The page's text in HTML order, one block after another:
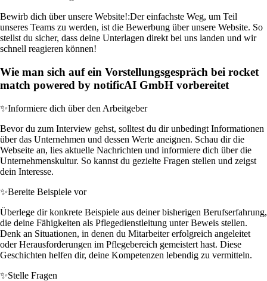
Bewirb dich über unsere Website!:Der einfachste Weg, um Teil
unseres Teams zu werden, ist die Bewerbung über unsere Website. So
stellst du sicher, dass deine Unterlagen direkt bei uns landen und wir
schnell reagieren können!
Wie man sich auf ein Vorstellungsgespräch bei rocket
match powered by notificAI GmbH vorbereitet
✨Informiere dich über den Arbeitgeber
Bevor du zum Interview gehst, solltest du dir unbedingt Informationen
über das Unternehmen und dessen Werte aneignen. Schau dir die
Webseite an, lies aktuelle Nachrichten und informiere dich über die
Unternehmenskultur. So kannst du gezielte Fragen stellen und zeigst
dein Interesse.
✨Bereite Beispiele vor
Überlege dir konkrete Beispiele aus deiner bisherigen Berufserfahrung,
die deine Fähigkeiten als Pflegedienstleitung unter Beweis stellen.
Denk an Situationen, in denen du Mitarbeiter erfolgreich angeleitet
oder Herausforderungen im Pflegebereich gemeistert hast. Diese
Geschichten helfen dir, deine Kompetenzen lebendig zu vermitteln.
✨Stelle Fragen